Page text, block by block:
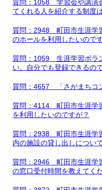
質問：1058 学習会や講演
てくれる人を紹介する制度
質問：2948 町田市生涯学
のホールを利用したいのです
質問：1059 生涯学習ボラ
い。自分でも登録できるの
質問：4657 「さがまちコ
質問：4114 町田市生涯学
を利用したいのですが？
質問：2938 町田市生涯学
内の施設の貸し出しについ
質問：2946 町田市生涯学
の窓口受付時間を教えてくだ